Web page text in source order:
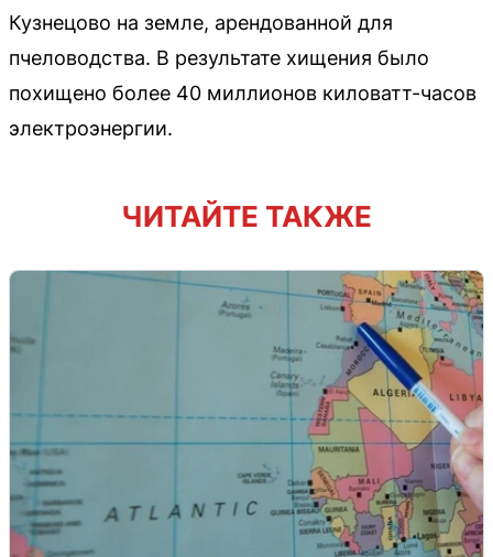
Кузнецово на земле, арендованной для
пчеловодства. В результате хищения было
похищено более 40 миллионов киловатт-часов
электроэнергии.
ЧИТАЙТЕ ТАКЖЕ